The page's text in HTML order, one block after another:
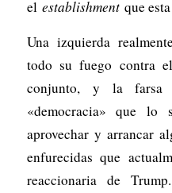
elestablishmentque esta
Una izquierda
todo su fuego contra
conjunto, y la farsa
«democracia» que lo
aprovechar y arrancar
enfurecidas que
reaccionaria de